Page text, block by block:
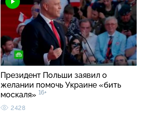
Президент Польши заявил о
желании помочь Украине «бить
москаля» 16+
2428